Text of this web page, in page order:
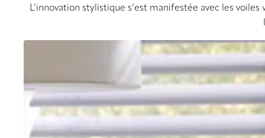
L’innovation stylistique s’est manifestée avec les